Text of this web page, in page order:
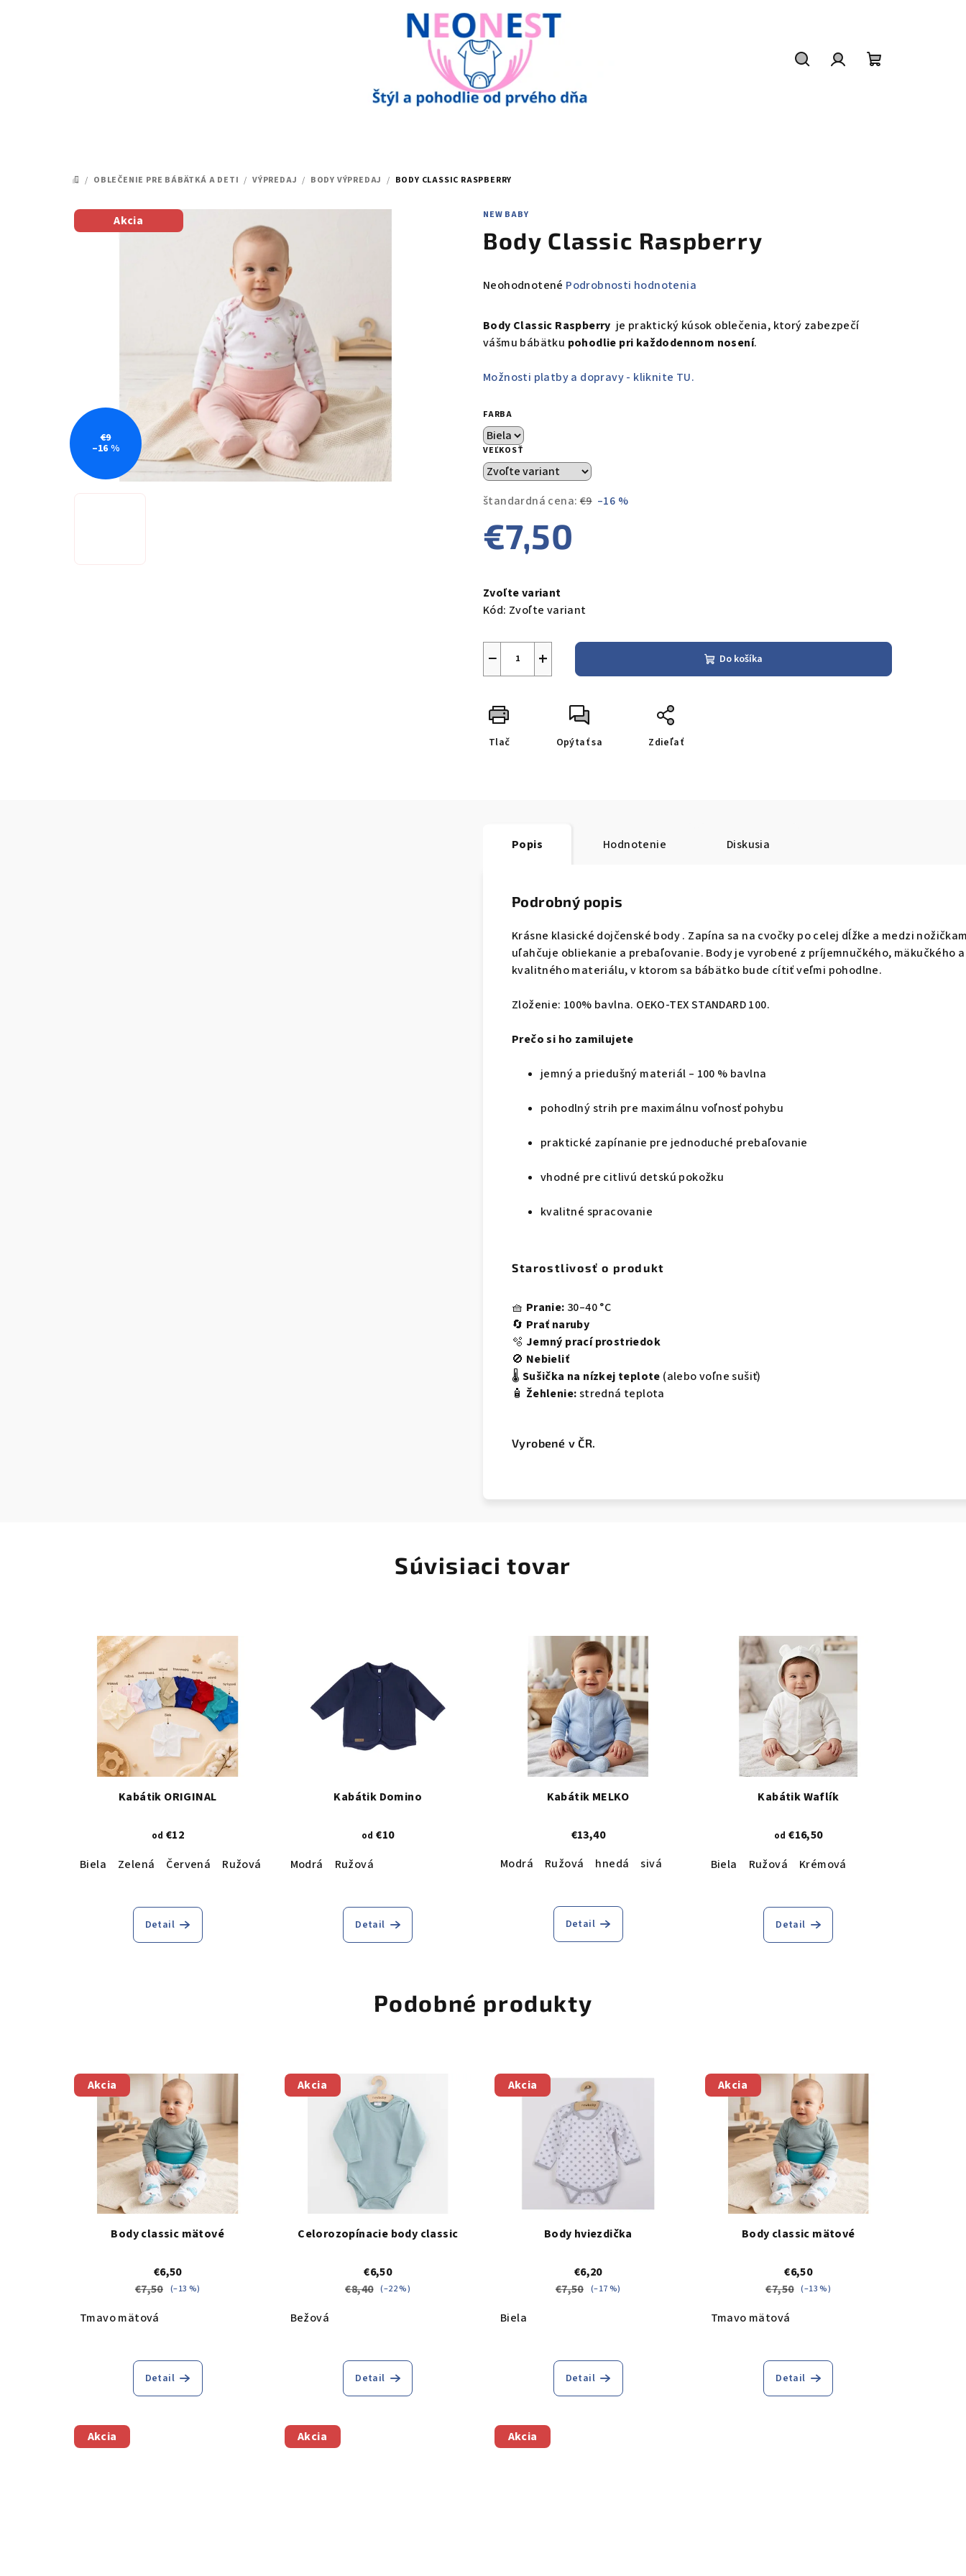
DOMOV
/ OBLEČENIE PRE BÁBÄTKÁ A DETI / VÝPREDAJ / BODY VÝPREDAJ / BODY CLASSIC RASPBERRY
NEW BABY
Body Classic Raspberry
Priemerné
produktu
je
z
Neohodnotené Podrobnosti hodnotenia
Body Classic Raspberry je praktický kúsok oblečenia, ktorý zabezpečí
vášmu bábätku pohodlie pri každodennom nosení.
Možnosti platby a dopravy - kliknite TU.
FARBA
VEĽKOSŤ
štandardná cena: €9 –16 %
€7,50
cena:
Zvoľte variant
Kód: Zvoľte variant
+
− Do košíka
Tlač Opýtať sa Zdieľať
Akcia
€9
–16 %
Popis Hodnotenie Diskusia
Podrobný popis
Krásne klasické dojčenské body . Zapína sa na cvočky po celej dĺžke a medzi
uľahčuje obliekanie a prebaľovanie. Body je vyrobené z príjemnučkého, mäkučkého a
kvalitného materiálu, v ktorom sa bábätko bude cítiť veľmi pohodlne.
Zloženie: 100% bavlna. OEKO-TEX STANDARD 100.
Prečo si ho zamilujete
jemný a priedušný materiál – 100 % bavlna
pohodlný strih pre maximálnu voľnosť pohybu
praktické zapínanie pre jednoduché prebaľovanie
vhodné pre citlivú detskú pokožku
kvalitné spracovanie
Starostlivosť o produkt
🧺 Pranie: 30–40 °C
🔄 Prať naruby
🫧 Jemný prací prostriedok
🚫 Nebieliť
🌡️ Sušička na nízkej teplote (alebo voľne sušiť)
🧴 Žehlenie:stredná teplota
Vyrobené v ČR.
Súvisiaci tovar
Kabátik ORIGINAL
od €12
Biela
Zelená Červená Ružová Krémová Bežová Svetlomodrá Tyrkysová
Detail
Kabátik Domino
od €10
Modrá
Ružová
Detail
Kabátik MELKO
€13,40
Modrá
Ružová hnedá sivá
Detail
Kabátik Waflík
od €16,50
Biela
Ružová Krémová
Detail
Podobné produkty
Akcia
Body classic mätové
€6,50
€7,50 (–13 %)
Tmavo mätová
Detail
Akcia
Celorozopínacie body classic
€6,50
€8,40 (–22 %)
Bežová
Detail
Akcia
Body hviezdička
€6,20
€7,50 (–17 %)
Biela
Detail
Akcia
Body classic mätové
€6,50
€7,50 (–13 %)
Tmavo mätová
Detail
Akcia Akcia Akcia